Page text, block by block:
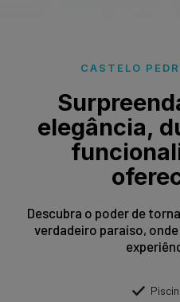
CASTELO
elegância,
Descubra o poder de
verdadeiro paraíso,